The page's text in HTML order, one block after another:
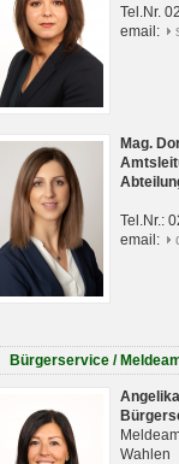
Tel.Nr.
email:
Mag.
Tel.Nr.:
email:
Bürgerservice /
Wahlen